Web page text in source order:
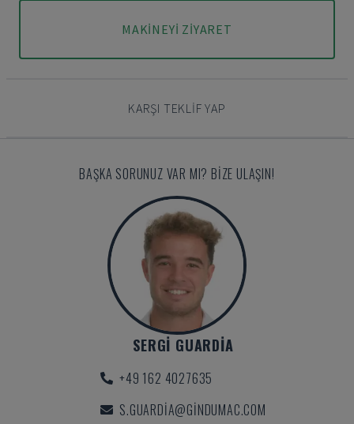
MAKINEYI ZIYARET
KARŞI TEKLIF YAP
BAŞKA SORUNUZ VAR MI? BIZE ULAŞIN!
SERGI GUARDIA
+49 162 4027635
S.GUARDIA@GINDUMAC.COM